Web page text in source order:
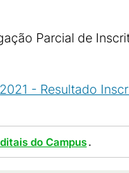
Parcial de
- Resultado
do Campus.